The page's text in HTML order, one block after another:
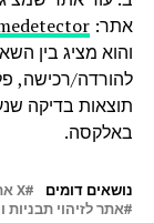
אתר:
והוא מציג בין
להורדה/רכישה,
תוצאות בדיקה
באלקסה.
נושאים דומים
X אתר לזיהוי תבניות וורדפרס
אתר לזיהוי תבניות